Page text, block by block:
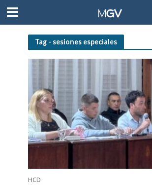
Tag - sesiones especiales
HCD